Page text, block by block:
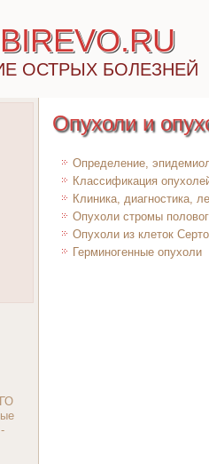
ОСТРЫХ БОЛЕЗНЕЙ
Опухоли и
Определение,
Классификация
Клиника, диагностика,
Опухоли стромы
Опухоли из клеток
Герминогенные опухоли